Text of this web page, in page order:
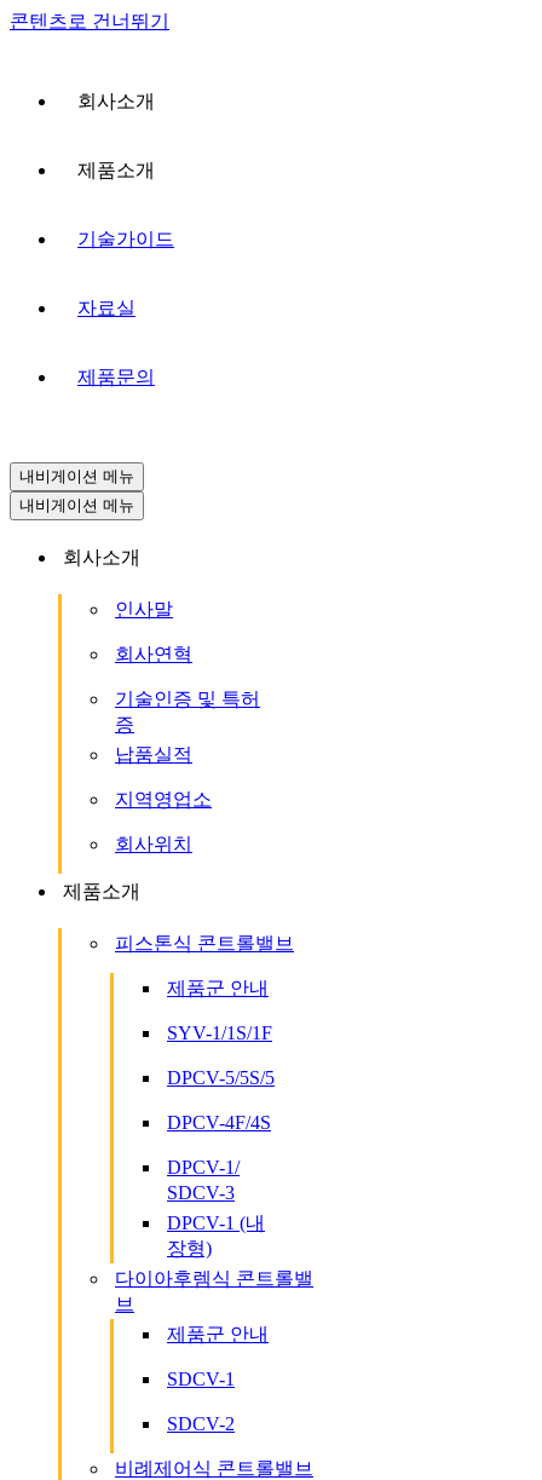
콘텐츠로 건너뛰기
회사소개
제품소개
기술가이드
자료실
제품문의
내비게이션 메뉴
내비게이션 메뉴
회사소개
인사말
회사연혁
기술인증 및 특허
증
납품실적
지역영업소
회사위치
제품소개
피스톤식 콘트롤밸브
제품군 안내
SYV-1/1S/1F
DPCV-5/5S/5
DPCV-4F/4S
DPCV-1/
SDCV-3
DPCV-1 (내
장형)
다이아후렘식 콘트롤밸
브
제품군 안내
SDCV-1
SDCV-2
비례제어식 콘트롤밸브